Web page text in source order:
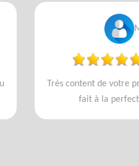
Très content de votre
fait à la